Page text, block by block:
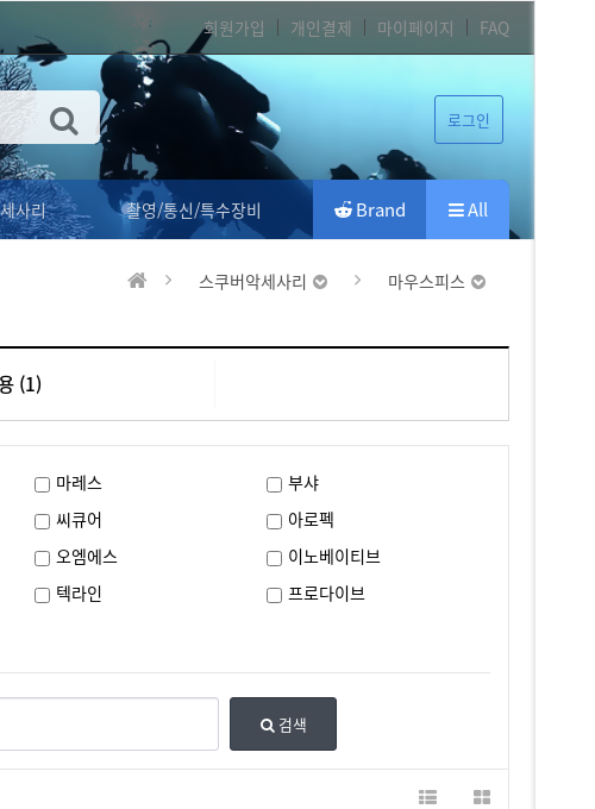
회원가입 개인결제 마이페이지 FAQ
로그인
All
Brand
사리 촬영/통신/특수장비
스쿠버악세사리 마우스피스
(1)
마레스
부샤
씨큐어
아로펙
오엠에스
이노베이티브
텍라인
프로다이브
검색